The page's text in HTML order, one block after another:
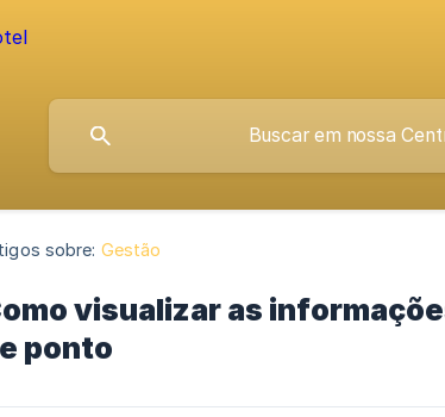
sobre: Gestão
visualizar as
ponto